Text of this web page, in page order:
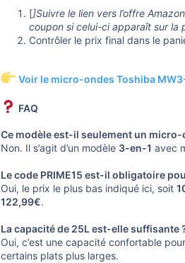
[]Suivre le lien vers l’offre
coupon si celui-ci apparaît sur la
Contrôler le prix final dans le
Voir le micro-ondes Toshiba
FAQ
Ce modèle est-il seulement un micro-
Non. Il s’agit d’un modèle 3-en-1 avec
Le code PRIME15 est-il obligatoire
Oui, le prix le plus bas indiqué ici, soit
122,99€.
La capacité de 25L est-elle suffisante
Oui, c’est une capacité confortable
certains plats plus larges.